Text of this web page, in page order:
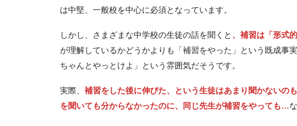
は中堅、一般校を中心に必須となっています。
しかし、さまざまな中学校の生徒の話を聞くと 、補習は「形式
が理解しているかどうかよりも「補習をやった」という既成事
ちゃんとやっとけよ」という雰囲気だそうです。
実際、 補習をした後に伸びた、という生徒はあまり聞かないの
を聞いても分からなかったのに、同じ先生が補習をやっても…